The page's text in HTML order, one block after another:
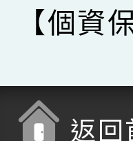
【個資
返回